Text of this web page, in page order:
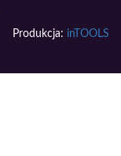
Produkcja: inTOOLS